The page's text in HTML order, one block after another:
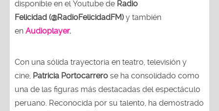
disponible en el Youtube de Radio
Felicidad (@RadioFelicidadFM)y también
en Audioplayer.
Con una sólida trayectoria en teatro, televisión y
cine, Patricia Portocarrero se ha consolidado como
una de las figuras más destacadas del espectáculo
peruano. Reconocida por su talento, ha demostrado